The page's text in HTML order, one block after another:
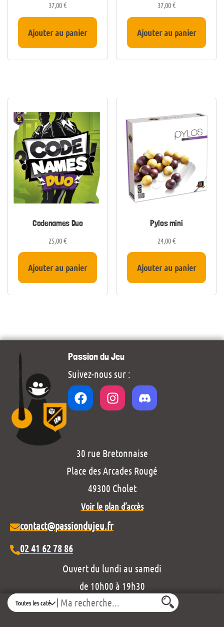
Search
37,00€
Ajouter au panier
37,00€
Ajouter au panier
Codenames Duo
25,00€
Ajouter au panier
Pylos mini
24,00€
Ajouter au panier
Passion du Jeu
Suivez-nous sur :
30 rue Bretonnaise
Place des Arcades Rougé
49300 Cholet
Voir le plan d’accès
contact@passiondujeu.fr
02 41 62 78 86
Ouvert du lundi au samedi
de 10h00 à 19h30
Découvrez notre projet éditorial :